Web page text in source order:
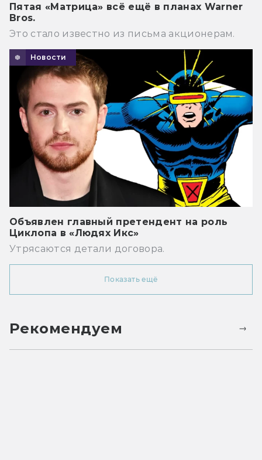
Пятая «Матрица» всё ещё в планах Warner
Bros.
Это стало известно из письма акционерам.
Новости
Объявлен главный претендент на роль
Циклопа в «Людях Икс»
Утрясаются детали договора.
Показать ещё
Рекомендуем